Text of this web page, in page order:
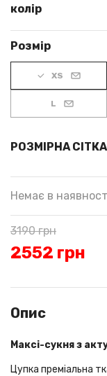
колір
Розмір
XS
L
РОЗМІРНА СІТКА
Немає в
3190грн
2552 грн
Опис
Максі-сукня з
Цупка преміальна